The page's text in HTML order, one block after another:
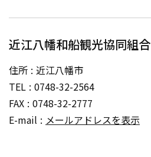
近江八幡和船観光協同組合
住所 近江八幡市
TEL 0748-32-2564
FAX 0748-32-2777
E-mail
メールアドレスを表示